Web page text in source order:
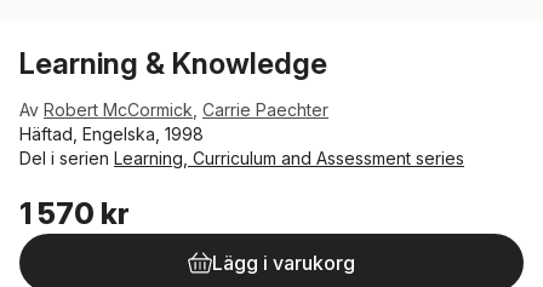
Learning & Knowledge
Av Robert McCormick Carrie Paechter
Häftad, Engelska, 1998
Del i serien Learning, Curriculum and Assessment series
1 570 kr
Lägg i varukorg